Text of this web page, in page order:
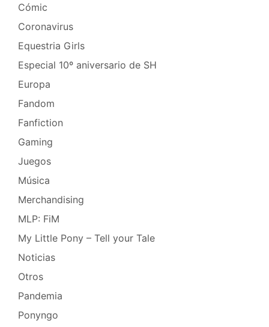
Cómic
Coronavirus
Equestria Girls
Especial 10º aniversario de SH
Europa
Fandom
Fanfiction
Gaming
Juegos
Música
Merchandising
MLP: FiM
My Little Pony – Tell your Tale
Noticias
Otros
Pandemia
Ponyngo